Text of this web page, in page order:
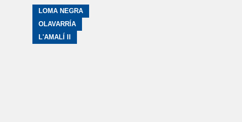
LOMA NEGRA
OLAVARRÍA
L'AMALÍ II